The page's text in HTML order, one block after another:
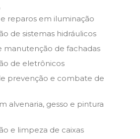
reparos em iluminação
de sistemas hidráulicos
manutenção de fachadas
de eletrônicos
prevenção e combate de
alvenaria, gesso e pintura
e limpeza de caixas